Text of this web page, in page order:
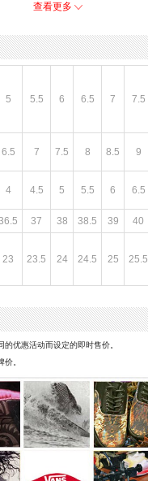
性别：男子
色系：黄色
闭合方式：前系带
查看更多
5 5.5 6 6.5 7 7.5
6.5 7 7.5 8 8.5 9
4 4.5 5 5.5 6 6.5
37 38 38.5 39 40
23 23.5 24 24.5 25 25.5
的优惠活动而设定的即时售价。
。